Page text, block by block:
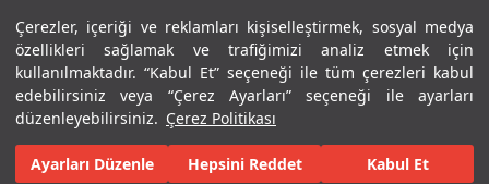
Çerezler, içeriği ve reklamları kişiselleştirmek, sosyal medya
özellikleri sağlamak ve trafiğimizi analiz etmek için
kullanılmaktadır. “Kabul Et” seçeneği ile tüm çerezleri kabul
edebilirsiniz veya “Çerez Ayarları” seçeneği ile ayarları
düzenleyebilirsiniz. Çerez Politikası
Ayarları Düzenle Hepsini Reddet Kabul Et
Menü Menü